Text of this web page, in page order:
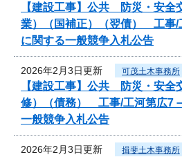
【建設工事】公共 防災・安全
業）（国補正）（翌債） 工事/
に関する一般競争入札公告
2026年2月3日更新 可茂土木事務所
【建設工事】公共 防災・安全
修）（債務） 工事/工河第広7
一般競争入札公告
2026年2月3日更新 揖斐土木事務所